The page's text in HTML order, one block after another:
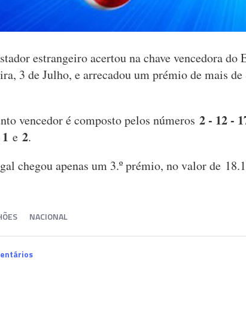
estrangeiro acertou na chave vencedora do
3 de Julho, e arrecadou um prémio de mais
vencedor é composto pelos números 2 - 12 -
1 e 2.
chegou apenas um 3.º prémio, no valor de
NACIONAL